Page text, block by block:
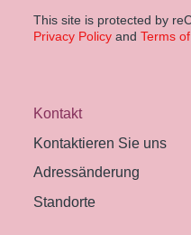
This site is protected by
Privacy Policyand Terms
Kontakt
Kontaktieren Sie uns
Adressänderung
Standorte